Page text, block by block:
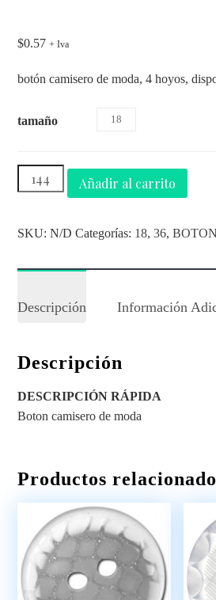
$0.57 + Iva
botón camisero de moda, 4 hoyos,
tamaño 18
Añadir al carrito
SKU:N/D Categorías: 18,36,
Descripción Información
Descripción
DESCRIPCIÓN RÁPIDA
Boton camisero de moda
Productos